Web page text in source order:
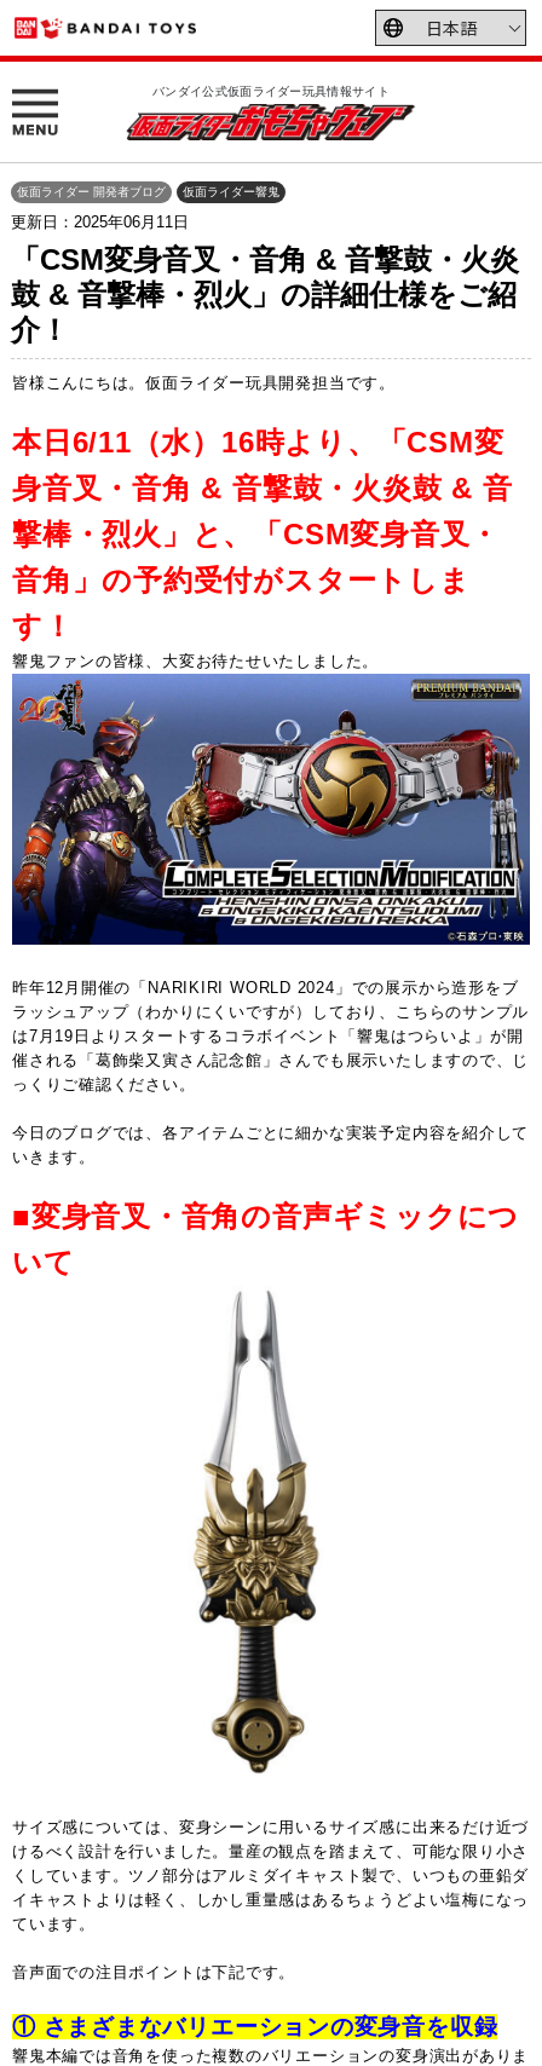
バンダイ公式仮面ライダー玩具情報サイト
更新日：2025年06月11日
仮面ライダー 開発者ブログ 仮面ライダー響鬼
「CSM変身音叉・音角 & 音撃鼓・火炎
鼓 & 音撃棒・烈火」の詳細仕様をご紹
介！
皆様こんにちは。仮面ライダー玩具開発担当です。
本日6/11（水）16時より、「CSM変
身音叉・音角 & 音撃鼓・火炎鼓 & 音
撃棒・烈火」と、「CSM変身音叉・
音角」の予約受付がスタートしま
す！
響鬼ファンの皆様、大変お待たせいたしました。
昨年12月開催の「NARIKIRI WORLD 2024」での展示から造形をブ
ラッシュアップ（わかりにくいですが）しており、こちらのサンプル
は7月19日よりスタートするコラボイベント「響鬼はつらいよ」が開
催される「葛飾柴又寅さん記念館」さんでも展示いたしますので、じ
っくりご確認ください。
今日のブログでは、各アイテムごとに細かな実装予定内容を紹介して
いきます。
■変身音叉・音角の音声ギミックにつ
いて
サイズ感については、変身シーンに用いるサイズ感に出来るだけ近づ
けるべく設計を行いました。量産の観点を踏まえて、可能な限り小さ
くしています。ツノ部分はアルミダイキャスト製で、いつもの亜鉛ダ
イキャストよりは軽く、しかし重量感はあるちょうどよい塩梅になっ
ています。
音声面での注目ポイントは下記です。
① さまざまなバリエーションの変身音を収録
響鬼本編では音角を使った複数のバリエーションの変身演出がありま